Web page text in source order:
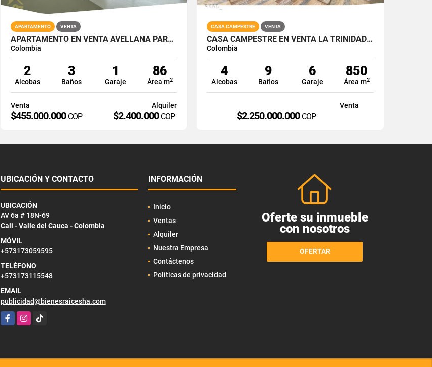
APARTAMENTO VENTA
APARTAMENTO EN VENTA AVELLANA PARQUE VIVERO CALI SUR 2PISO 86M2
Colombia
2
Alcobas
3
Baños
1
Garaje
86
Área m2
Venta
$455.000.000 COP
Alquiler
$2.400.000 COP
CASA CAMPESTRE VENTA
CASA CAMPESTRE EN VENTA LA TRINIDAD VÍA LA REFORMA CALI SUR 1000M2
Colombia
4
Alcobas
9
Baños
6
Garaje
850
Área m2
Venta
$2.250.000.000 COP
UBICACIÓN Y CONTACTO
UBICACIÓN
AV 6a # 18N-69
Cali - Valle del Cauca - Colombia
MÓVIL
+573173059595
TELÉFONO
+573173115548
EMAIL
publicidad@bienesraicesha.com
FacebookInstagram
TikTok
INFORMACIÓN
Inicio
Ventas
Alquiler
Nuestra Empresa
Contáctenos
Políticas de privacidad
Oferte su inmueble
con nosotros
OFERTAR